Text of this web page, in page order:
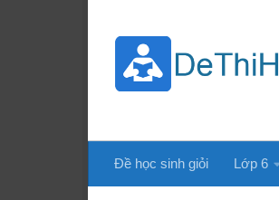
Đề học sinh giỏi Lớp 6